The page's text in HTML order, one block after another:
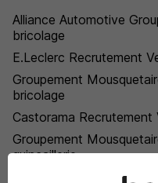
Alliance Automotive
bricolage
E.Leclerc Recrutement
Groupement
bricolage
Castorama Recrutement
Groupement
quincaillerie
E.Leclerc Recrutement